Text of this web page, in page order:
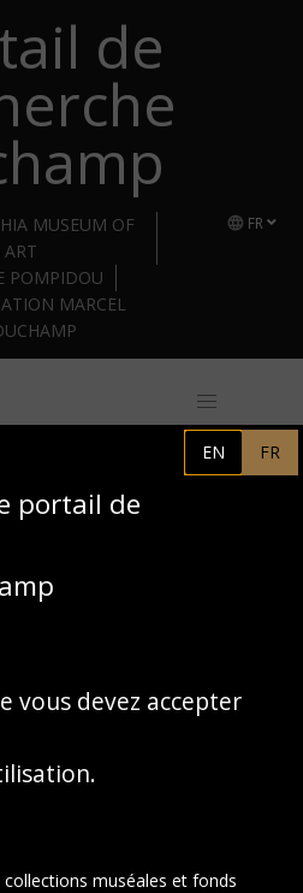
de
FR
MUSEUM OF
ART
POMPIDOU
MARCEL
chien
EN FR
portail de
vous devez accepter
muséales et fonds